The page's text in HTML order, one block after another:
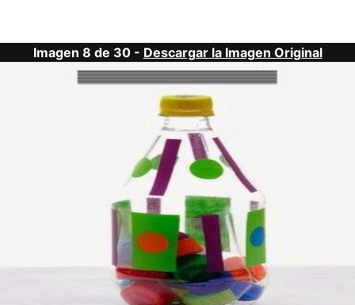
Imagen 8 de 30 - Descargar la Imagen Original